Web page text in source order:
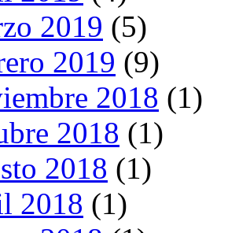
2019 (5)
2019 (9)
2018 (1)
2018 (1)
2018 (1)
2018 (1)